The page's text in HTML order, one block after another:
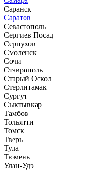
Саранск
Саратов
Севастополь
Сергиев Посад
Серпухов
Смоленск
Сочи
Ставрополь
Старый Оскол
Стерлитамак
Сургут
Сыктывкар
Тамбов
Тольятти
Томск
Тверь
Тула
Тюмень
Улан-Удэ